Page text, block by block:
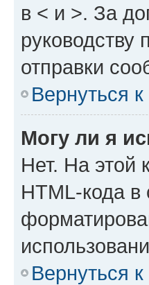
в < и >. За
отправки
Вернуться
Могу ли я
Нет. На этой
HTML-кода
Вернуться